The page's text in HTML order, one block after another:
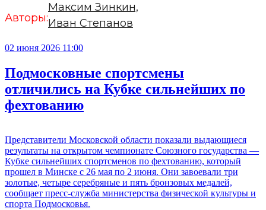
Авторы:
Максим Зинкин,
Иван Степанов
02 июня 2026 11:00
Подмосковные спортсмены
отличились на Кубке сильнейших по
фехтованию
Представители Московской области показали выдающиеся
результаты на открытом чемпионате Союзного государства —
Кубке сильнейших спортсменов по фехтованию, который
прошел в Минске с 26 мая по 2 июня. Они завоевали три
золотые, четыре серебряные и пять бронзовых медалей,
сообщает пресс-служба министерства физической культуры и
спорта Подмосковья.